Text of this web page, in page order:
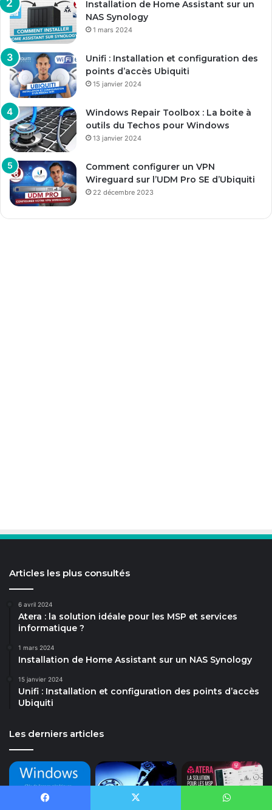
Installation de Home Assistant sur un
NAS Synology
1 mars 2024
Unifi : Installation et configuration des
points d’accès Ubiquiti
15 janvier 2024
Windows Repair Toolbox : La boite à
outils du Techos pour Windows
13 janvier 2024
Comment configurer un VPN
Wireguard sur l’UDM Pro SE d’Ubiquiti
22 décembre 2023
Articles les plus consultés
6 avril 2024
Atera : la solution idéale pour les MSP et services
informatique ?
1 mars 2024
Installation de Home Assistant sur un NAS Synology
15 janvier 2024
Unifi : Installation et configuration des points d’accès
Ubiquiti
Les derniers articles